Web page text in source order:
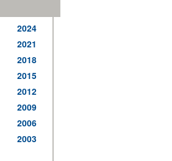
2024
2021
2018
2015
2012
2009
2006
2003